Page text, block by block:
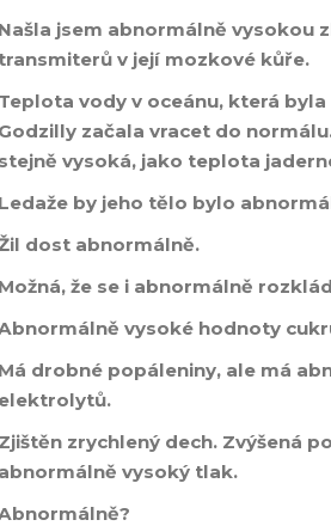
Našla jsem abnormálně vysokou
transmiterů v její mozkové kůře.
Teplota vody v oceánu, která
Godzilly začala vracet do
stejně vysoká, jako teplota
Ledaže by jeho tělo bylo
dost abnormálně.
Možná, že se i abnormálně
vysoké hodnoty
Má drobné popáleniny, ale má
elektrolytů.
Zjištěn zrychlený dech. Zvýšená
abnormálně vysoký tlak.